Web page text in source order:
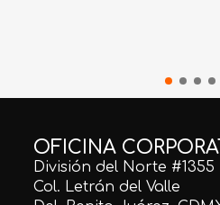
OFICINA
División del Norte #1355
Col. Letrán del Valle